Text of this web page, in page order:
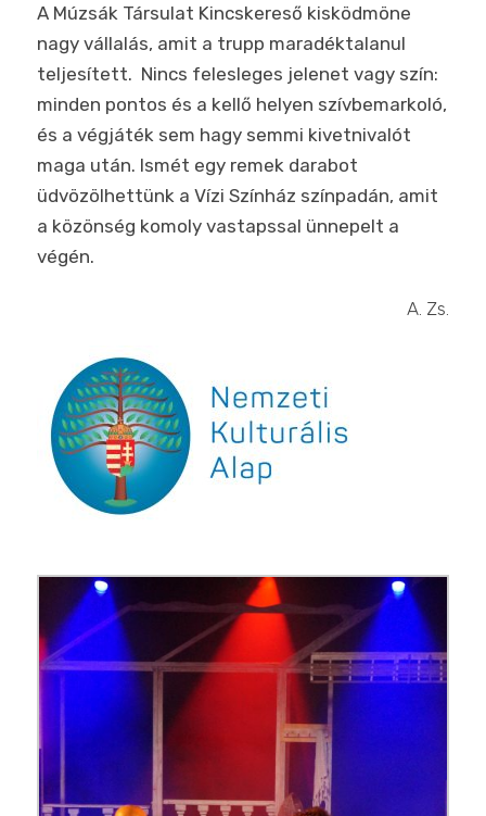
A Múzsák Társulat Kincskereső kisködmöne
nagy vállalás, amit a trupp maradéktalanul
teljesített. Nincs felesleges jelenet vagy szín:
minden pontos és a kellő helyen szívbemarkoló,
és a végjáték sem hagy semmi kivetnivalót
maga után. Ismét egy remek darabot
üdvözölhettünk a Vízi Színház színpadán, amit
a közönség komoly vastapssal ünnepelt a
végén.
A. Zs.